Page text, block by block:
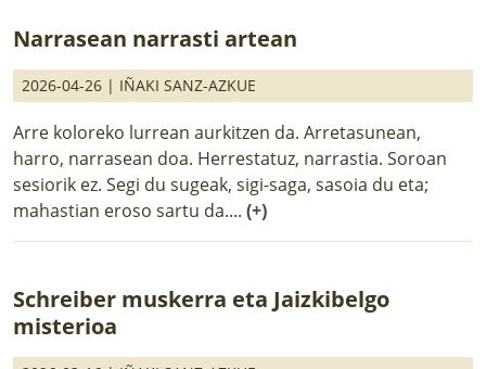
Narrasean narrasti artean
2026-04-26 | IÑAKI SANZ-AZKUE
Arre koloreko lurrean aurkitzen da. Arretasunean,
harro, narrasean doa. Herrestatuz, narrastia. Soroan
sesiorik ez. Segi du sugeak, sigi-saga, sasoia du eta;
mahastian eroso sartu da.... (+)
Schreiber muskerra eta Jaizkibelgo
misterioa